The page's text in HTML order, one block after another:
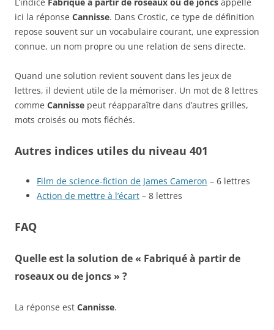
ici la réponse Cannisse. Dans Crostic, ce type de définition
repose souvent sur un vocabulaire courant, une expression
connue, un nom propre ou une relation de sens directe.
Quand une solution revient souvent dans les jeux de
lettres, il devient utile de la mémoriser. Un mot de 8 lettres
comme Cannisse peut réapparaître dans d’autres grilles,
mots croisés ou mots fléchés.
Autres indices utiles du niveau 401
Film de science-fiction de James Cameron – 6 lettres
Action de mettre à l’écart – 8 lettres
FAQ
Quelle est la solution de « Fabriqué à partir de
roseaux ou de joncs » ?
La réponse est Cannisse.